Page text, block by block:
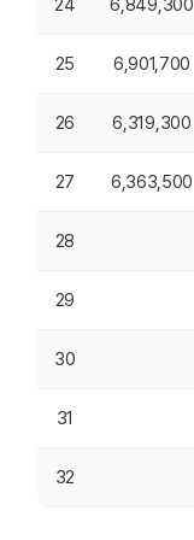
24 6,849,300
25 6,901,700
26 6,319,300
27 6,363,500
28
29
30
31
32